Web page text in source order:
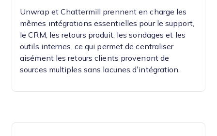
Unwrap et Chattermill prennent en charge les
mêmes intégrations essentielles pour le support,
le CRM, les retours produit, les sondages et les
outils internes, ce qui permet de centraliser
aisément les retours clients provenant de
sources multiples sans lacunes d’intégration.